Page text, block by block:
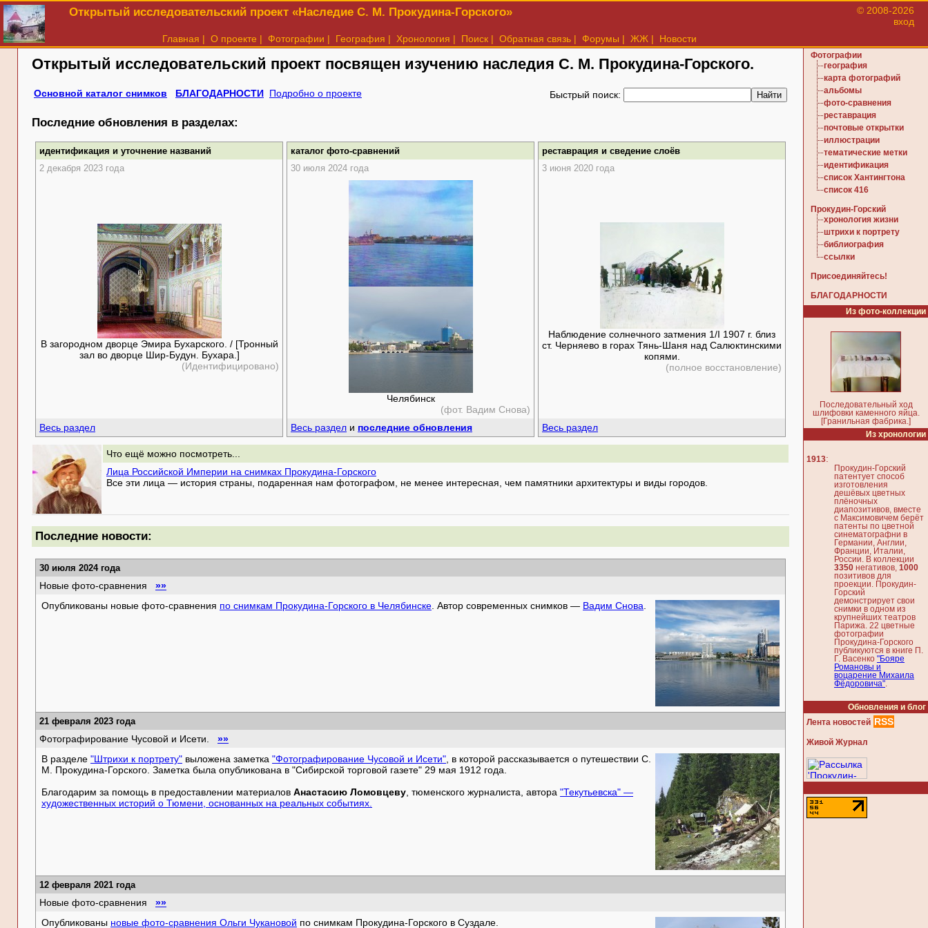
Открытый исследовательский проект «Наследие С. М. Прокудина-Горского»
© 2008-2026
вход
Главная | О проекте | Фотографии | География | Хронология | Поиск | Обратная связь | Форумы | ЖЖ | Новости
Открытый исследовательский проект посвящен изучению наследия С. М. Прокудина-Горского.
Основной каталог снимков БЛАГОДАРНОСТИ Подробно о проекте Быстрый поиск:
Последние обновления в разделах:
идентификация и уточнение названий каталог фото-сравнений
реставрация и сведение слоёв
2 декабря 2023 года
30 июля 2024 года 3 июня 2020 года
В загородном дворце Эмира Бухарского. / [Тронный
зал во дворце Шир-Будун. Бухара.]
(Идентифицировано)
Челябинск
(фот. Вадим Снова)
Наблюдение солнечного затмения 1/I 1907 г. близ
ст. Черняево в горах Тянь-Шаня над Салюктинскими
копями.
(полное восстановление)
Весь раздел Весь раздел и последние обновления Весь раздел
Что ещё можно посмотреть...
Лица Российской Империи на снимках Прокудина-Горского
Все эти лица — история страны, подаренная нам фотографом, не менее интересная, чем памятники архитектуры и виды городов.
Последние новости:
30 июля 2024 года
Новые фото-сравнения »»
Опубликованы новые фото-сравнения по снимкам Прокудина-Горского в Челябинске. Автор современных снимков — Вадим Снова.
21 февраля 2023 года
Фотографирование Чусовой и Исети. »»
В разделе "Штрихи к портрету" выложена заметка "Фотографирование Чусовой и Исети", в которой рассказывается о путешествии С.
М. Прокудина-Горского. Заметка была опубликована в "Сибирской торговой газете" 29 мая 1912 года.
Благодарим за помощь в предоставлении материалов Анастасию Ломовцеву, тюменского журналиста, автора "Текутьевска" —
художественных историй о Тюмени, основанных на реальных событиях.
12 февраля 2021 года
Новые фото-сравнения »»
Опубликованы новые фото-сравнения Ольги Чукановой по снимкам Прокудина-Горского в Суздале.
Фотографии
география
карта фотографий
альбомы
фото-сравнения
реставрация
почтовые открытки
иллюстрации
тематические метки
идентификация
список Хантингтона
список 416
Прокудин-Горский
хронология жизни
штрихи к портрету
библиография
ссылки
Присоединяйтесь!
БЛАГОДАРНОСТИ
Из фото-коллекции
Последовательный ход
шлифовки каменного яйца.
[Гранильная фабрика.]
Из хронологии
1913:
Прокудин-Горский
патентует способ
изготовления
дешёвых цветных
плёночных
диапозитивов, вместе
с Максимовичем берёт
патенты по цветной
синематографни в
Германии, Англии,
Франции, Италии,
России. В коллекции
3350 негативов, 1000
позитивов для
проекции. Прокудин-
Горский
демонстрирует свои
снимки в одном из
крупнейших театров
Парижа. 22 цветные
фотографии
Прокудина-Горского
публикуются в книге П.
Г. Васенко "Бояре
Романовы и
воцарение Михаила
Фёдоровича"
Обновления и блог
Лента новостей RSS
Живой Журнал